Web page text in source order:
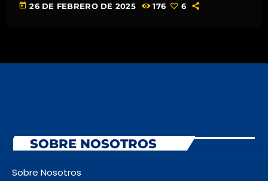
today 26 DE FEBRERO DE 2025 176 6
SOBRE NOSOTROS
Sobre Nosotros